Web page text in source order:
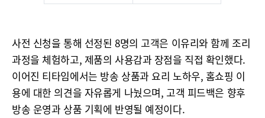
사전 신청을 통해 선정된 8명의 고객은 이유리와 함께 조리
과정을 체험하고, 제품의 사용감과 장점을 직접 확인했다.
이어진 티타임에서는 방송 상품과 요리 노하우, 홈쇼핑 이
용에 대한 의견을 자유롭게 나눴으며, 고객 피드백은 향후
방송 운영과 상품 기획에 반영될 예정이다.